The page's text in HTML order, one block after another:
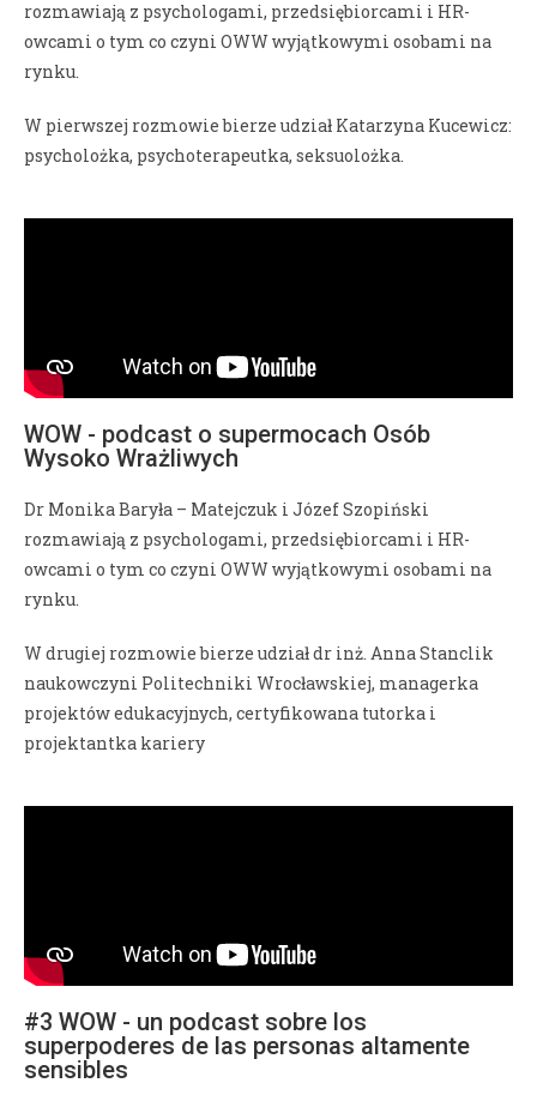
rozmawiają z psychologami, przedsiębiorcami i HR-
owcami o tym co czyni OWW wyjątkowymi osobami na
rynku.
W pierwszej rozmowie bierze udział Katarzyna Kucewicz:
psycholożka, psychoterapeutka, seksuolożka.
WOW - podcast o supermocach Osób
Wysoko Wrażliwych
Dr Monika Baryła – Matejczuk i Józef Szopiński
rozmawiają z psychologami, przedsiębiorcami i HR-
owcami o tym co czyni OWW wyjątkowymi osobami na
rynku.
W drugiej rozmowie bierze udział dr inż. Anna Stanclik
naukowczyni Politechniki Wrocławskiej, managerka
projektów edukacyjnych, certyfikowana tutorka i
projektantka kariery
#3 WOW - un podcast sobre los
superpoderes de las personas altamente
sensibles